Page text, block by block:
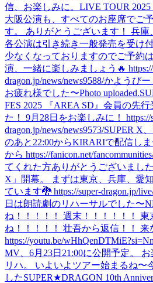
信、お楽しみに。 LIVE TOUR
大阪公演も、すべてのお座席でご
す。 ありがとうございます！ 兵
各公演は引き続き一般発売を受け
少なくなっておりますのでご予約
演、一緒に楽しみましょう🔥 https://
dragon.jp/news/news9588/かようびー
お疲れ様でした〜Photo uploaded.
FES 2025 『AREA SD』会員の先
た！ 9月28日をお楽しみに！ https://
dragon.jp/news/news9573/SUPER X
のあと22:00からKIRARIで配信し
から https://fanicon.net/
てくれた方ありがとうございまし
X」開幕。 まずは東京、兵庫、愛
ています🐉 https://super-dragon.jp/
日は朗読劇のリハーサルでした〜
ね！！！！！ 週末！！！！！！ 東
ね！！！！！ 壮吾から返信！！ 来
https://youtu.be/
MV、6月23日21:00に公開予定。 お
リハ。 いよいよツアー始まるね〜
したSUPER★DRAGON 10th